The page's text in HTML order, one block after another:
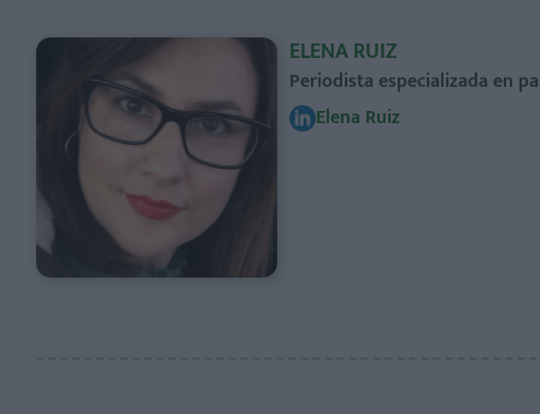
ELENA RUIZ
Periodista especializada en
Elena Ruiz